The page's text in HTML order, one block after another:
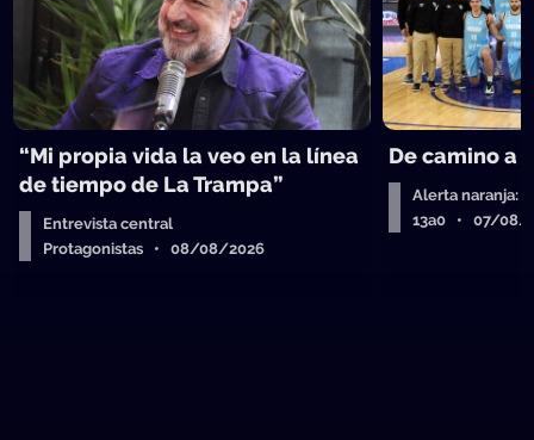
“Mi propia vida la veo en la línea
de tiempo de La Trampa”
Entrevista central
Protagonistas • 08/08/2026
De camino a
Alerta naranja:
13a0 • 07/08/